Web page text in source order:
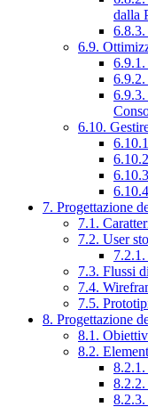
dalla
6.8.3.
6.9.
6.9.3.
6.10.
7. Progettazione
7.1.
7.2. User
7.3. Flussi
7.4.
7.5.
8. Progettazione
8.1.
8.2.